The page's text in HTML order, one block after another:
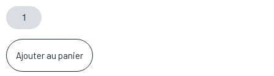
Ajouter au panier